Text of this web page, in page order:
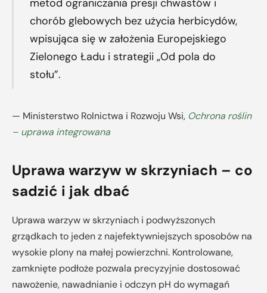
chorób glebowych bez użycia herbicydów,
wpisująca się w założenia Europejskiego
Zielonego Ładu i strategii „Od pola do
stołu”.
— Ministerstwo Rolnictwa i Rozwoju Wsi, Ochrona roślin
– uprawa integrowana
Uprawa warzyw w skrzyniach – co
sadzić i jak dbać
Uprawa warzyw w skrzyniach i podwyższonych
grządkach to jeden z najefektywniejszych sposobów na
wysokie plony na małej powierzchni. Kontrolowane,
zamknięte podłoże pozwala precyzyjnie dostosować
nawożenie, nawadnianie i odczyn pH do wymagań